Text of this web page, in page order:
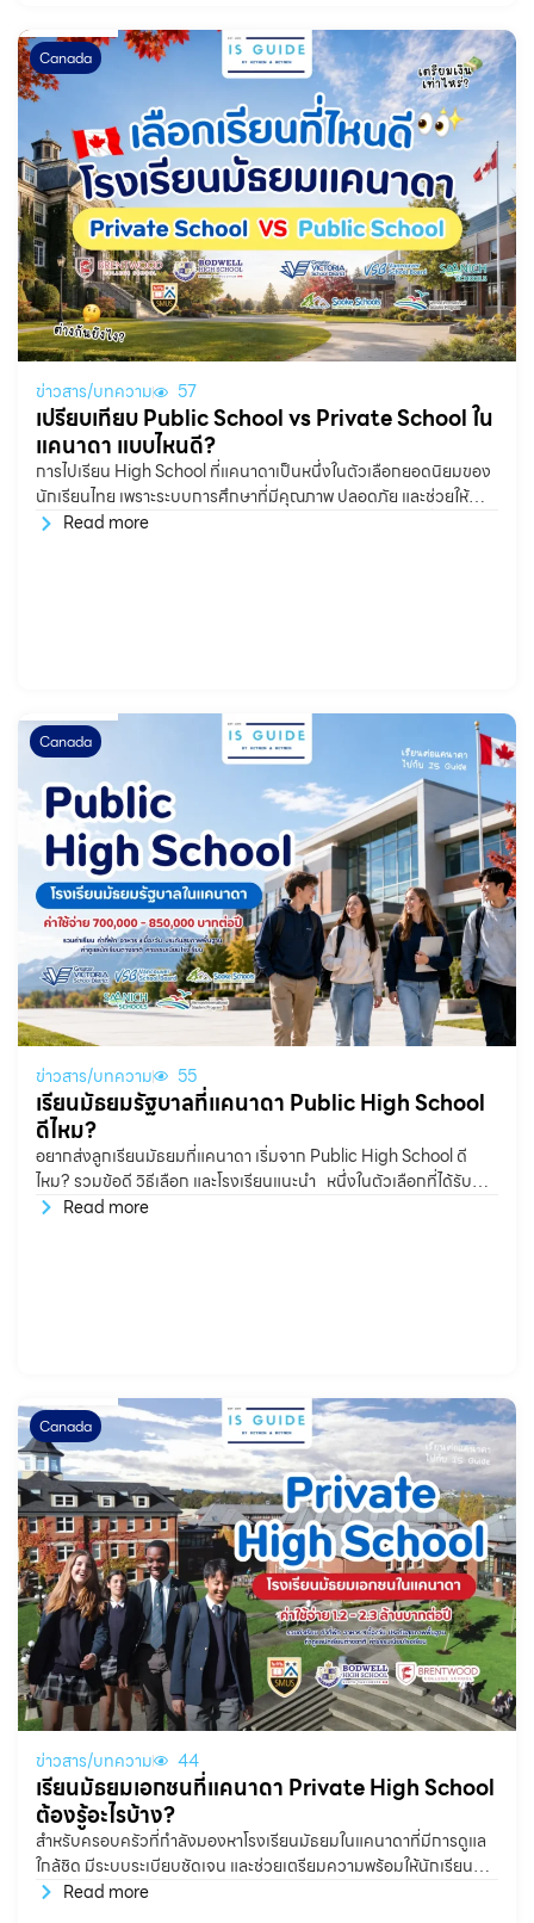
Canada
ข่าวสาร/บทความ 57
เปรียบเทียบ Public School vs Private School ใน
แคนาดา แบบไหนดี?
การไปเรียน High School ที่แคนาดาเป็นหนึ่งในตัวเลือกยอดนิยมของ
นักเรียนไทย เพราะระบบการศึกษาที่มีคุณภาพ ปลอดภัย และช่วยให้
นักเรียนได้ฝึกภาษาอังกฤษในสภาพแวดล้อมจริง แต่คำถามที่น้องๆ
Read more
Canada
ข่าวสาร/บทความ 55
เรียนมัธยมรัฐบาลที่แคนาดา Public High School
ดีไหม?
อยากส่งลูกเรียนมัธยมที่แคนาดา เริ่มจาก Public High School ดี
ไหม? รวมข้อดี วิธีเลือก และโรงเรียนแนะนำ หนึ่งในตัวเลือกที่ได้รับ
ความนิยมอย่างมากสำหรับนักเรียนไทย คือ Public High School
Read more
Canada
ข่าวสาร/บทความ 44
เรียนมัธยมเอกชนที่แคนาดา Private High School
ต้องรู้อะไรบ้าง?
สำหรับครอบครัวที่กำลังมองหาโรงเรียนมัธยมในแคนาดาที่มีการดูแล
ใกล้ชิด มีระบบระเบียบชัดเจน และช่วยเตรียมความพร้อมให้นักเรียน
อย่างจริงจังทั้งด้านวิชาการ ภาษา การใช้ชีวิต และการเข้ามหาวิทยาลัย
Read more